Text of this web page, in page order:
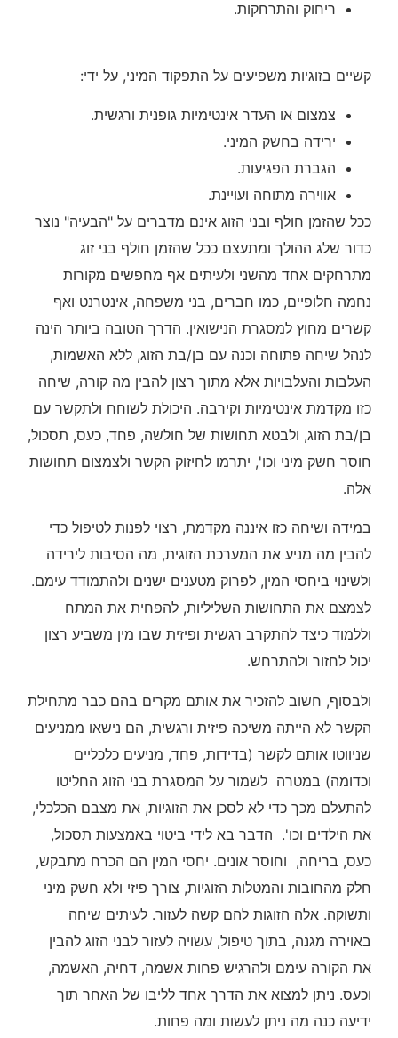
ריחוק והתרחקות.
קשיים בזוגיות משפיעים על התפקוד המיני, על ידי:
צמצום או העדר אינטימיות גופנית ורגשית.
ירידה בחשק המיני.
הגברת הפגיעות.
אווירה מתוחה ועויינת.
ככל שהזמן חולף ובני הזוג אינם מדברים על "הבעיה" נוצר
כדור שלג ההולך ומתעצם ככל שהזמן חולף בני זוג
מתרחקים אחד מהשני ולעיתים אף מחפשים מקורות
נחמה חלופיים, כמו חברים, בני משפחה, אינטרנט ואף
קשרים מחוץ למסגרת הנישואין. הדרך הטובה ביותר הינה
לנהל שיחה פתוחה וכנה עם בן/בת הזוג, ללא האשמות,
העלבות והעלבויות אלא מתוך רצון להבין מה קורה, שיחה
כזו מקדמת אינטימיות וקירבה. היכולת לשוחח ולתקשר עם
בן/בת הזוג, ולבטא תחושות של חולשה, פחד, כעס, תסכול,
חוסר חשק מיני וכו', יתרמו לחיזוק הקשר ולצמצום תחושות
אלה.
במידה ושיחה כזו איננה מקדמת, רצוי לפנות לטיפול כדי
להבין מה מניע את המערכת הזוגית, מה הסיבות לירידה
ולשינוי ביחסי המין, לפרוק מטענים ישנים ולהתמודד עימם.
לצמצם את התחושות השליליות, להפחית את המתח
וללמוד כיצד להתקרב רגשית ופיזית שבו מין משביע רצון
יכול לחזור ולהתרחש.
ולבסוף, חשוב להזכיר את אותם מקרים בהם כבר מתחילת
הקשר לא הייתה משיכה פיזית ורגשית, הם נישאו ממניעים
שניווטו אותם לקשר (בדידות, פחד, מניעים כלכליים
וכדומה) במטרה לשמור על המסגרת בני הזוג החליטו
להתעלם מכך כדי לא לסכן את הזוגיות, את מצבם הכלכלי,
את הילדים וכו'. הדבר בא לידי ביטוי באמצעות תסכול,
כעס, בריחה, וחוסר אונים. יחסי המין הם הכרח מתבקש,
חלק מהחובות והמטלות הזוגיות, צורך פיזי ולא חשק מיני
ותשוקה. אלה הזוגות להם קשה לעזור. לעיתים שיחה
באוירה מגנה, בתוך טיפול, עשויה לעזור לבני הזוג להבין
את הקורה עימם ולהרגיש פחות אשמה, דחיה, האשמה,
וכעס. ניתן למצוא את הדרך אחד לליבו של האחר תוך
ידיעה כנה מה ניתן לעשות ומה פחות.